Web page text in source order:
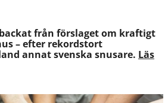
från förslaget om kraftigt
– efter rekordstort
annat svenska snusare. Läs